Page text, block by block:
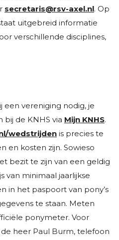
secretaris@rsv-axel.nl. Op
uitgebreid informatie
verschillende disciplines,
een vereniging nodig, je
de KNHS via Mijn KNHS.
wedstrijden is precies te
en kosten zijn. Sowieso
bezit te zijn van een geldig
van minimaal jaarlijkse
in het paspoort van pony’s
te staan. Meten
ponymeter. Voor
heer Paul Burm, telefoon